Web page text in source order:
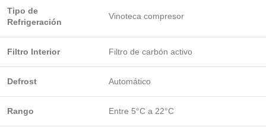
Tipo de
Refrigeración
Vinoteca compresor
Filtro Interior Filtro de carbón activo
Defrost Automático
Rango Entre 5°C a 22°C